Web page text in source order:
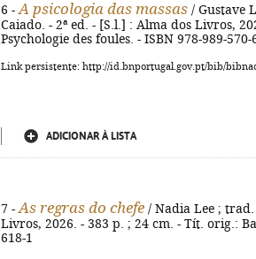
6 - A psicologia das massas / Gustave
Caiado. - 2ª ed. - [S.l.] : Alma dos Livros,
Psychologie des foules. - ISBN 978-989-570-
Link persistente: http://id.bnportugal.gov.pt/bib/
ADICIONAR À LISTA
7 - As regras do chefe / Nadia Lee ;
Livros, 2026. - 383 p. ; 24 cm. - Tít. orig.:
618-1